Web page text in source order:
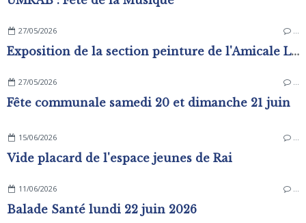
27/05/2026 …
Exposition de la section peinture de l'Amicale Laïque
27/05/2026 …
Fête communale samedi 20 et dimanche 21 juin
15/06/2026 …
Vide placard de l'espace jeunes de Rai
11/06/2026 …
Balade Santé lundi 22 juin 2026